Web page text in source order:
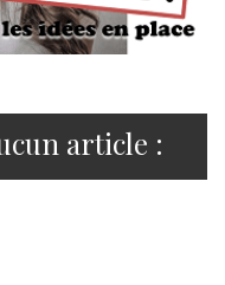
article :